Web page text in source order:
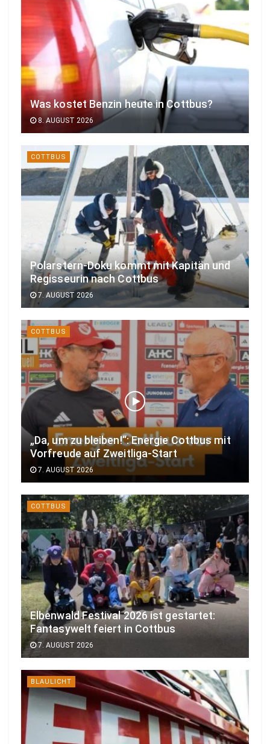
Was kostet Benzin heute in Cottbus?
8. AUGUST 2026
COTTBUS
Polarstern-Doku kommt mit Kapitän und
Regisseurin nach Cottbus
7. AUGUST 2026
COTTBUS
„Da, um zu bleiben!“: Energie Cottbus mit
Vorfreude auf Zweitliga-Start
7. AUGUST 2026
COTTBUS
Elbenwald Festival 2026 ist gestartet:
Fantasywelt feiert in Cottbus
7. AUGUST 2026
BLAULICHT